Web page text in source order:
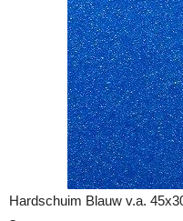
Hardschuim Blauw v.a.